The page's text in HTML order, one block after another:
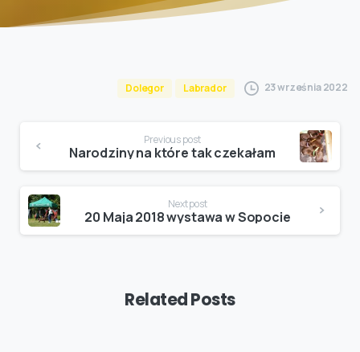
Dolegor Labrador 23 września 2022
Reading
Previous post
Narodziny na które tak czekałam
Next post
20 Maja 2018 wystawa w Sopocie
Related Posts